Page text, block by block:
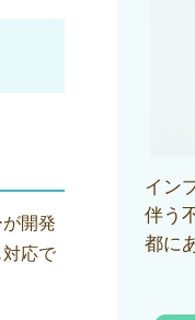
開発
応で
イン
伴う
都に